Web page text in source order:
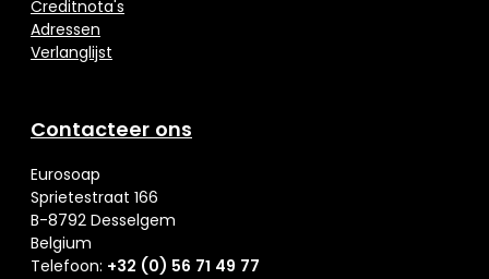
Creditnota's
Adressen
Verlanglijst
Contacteer ons
Eurosoap
Sprietestraat 166
B-8792 Desselgem
Belgium
Telefoon: +32 (0) 56 71 49 77